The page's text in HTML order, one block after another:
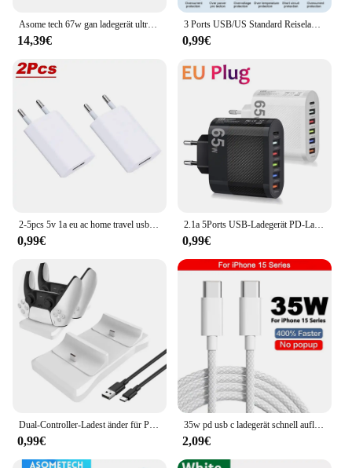
14,39€
3 Ports USB/US Standard Reiseladegerät Ladung LED Wandladung für iPhone 13 12 Samsung Xiaomi Mobile Plug Ladeadapter
0,99€
0,99€
2.1a 5Ports USB-Ladegerät PD-Lade adapter für Xiaomi iPhone 13 Samsung Handy-Stecker aufladen QC 3,1 Wand ladegerät
0,99€
0,99€
35w pd usb c ladegerät schnell aufladen für apple iphone 15 14 13 12 11 pro max mini 7 8 plus ladegerät typ c kabel schnell ladekabel
2,09€